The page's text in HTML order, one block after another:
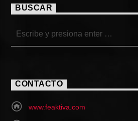
BUSCAR
CONTACTO
www.feaktiva.com